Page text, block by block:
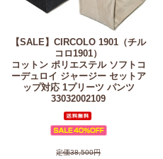
【SALE】CIRCOLO 1901（チル
コロ1901）
コットン ポリエステル ソフトコ
ーデュロイ ジャージー セットア
ップ対応 1プリーツ パンツ
33032002109
定価38,500円